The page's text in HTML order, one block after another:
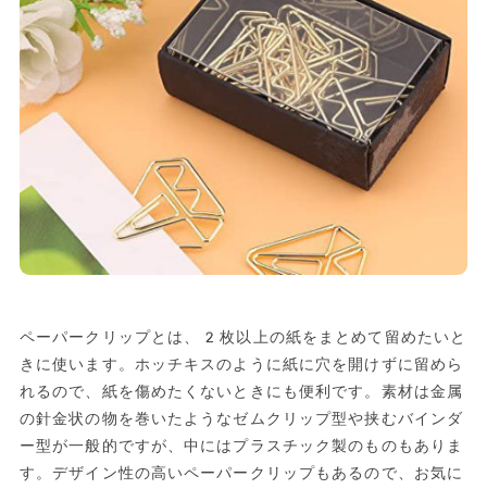
ペーパークリップとは、2枚以上の紙をまとめて留めたいと
きに使います。ホッチキスのように紙に穴を開けずに留めら
れるので、紙を傷めたくないときにも便利です。素材は金属
の針金状の物を巻いたようなゼムクリップ型や挟むバインダ
ー型が一般的ですが、中にはプラスチック製のものもありま
す。デザイン性の高いペーパークリップもあるので、お気に